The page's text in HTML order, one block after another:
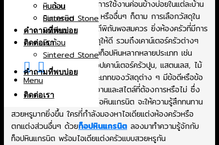
หินก้อน
Sintered Stone
คำถามที่พบบ่อย
ติดต่อเรา
Menu
หินอ่อน
หินแกรนิต
หินเทียม
หินก้อน
Sintered Stone
คำถามที่พบบ่อย
ติดต่อเรา
ห้องครัวถือเป็นห้องที่มีการใช้งานค่อนข้างบ่อยในแต่ละบ้าน
ไม่ว่าจะเป็นบ้านเดี่ยว คอนโด หรืออื่นๆ ก็ตาม การเลือกวัสดุใน
การตกแต่งเป็นเรื่องที่ต้องพิถีพิถันพอสมควร ยิ่งห้องครัวที่มีการ
ใช้งานบ่อย ยิ่งต้องเลือกวัสดุให้ดี รวมถึงเคาน์เตอร์ครัวต่างๆ
หนึ่งในวัสดุที่มักเห็นบ่อยๆ คือท็อปหินหลากหลายประเภท เช่น
ท็อปหินแกรนิต
หินอ่อน, ท็อปเคาน์เตอร์ครัวปูน, แสตนเลส, ไม้
หรือกระเบื้อง ยิ่งต้องรู้ว่าประเภทของวัสดุต่าง ๆ มีข้อดีหรือข้อ
เสียอย่างไร เหมาะกับการใช้งานและสไตล์ที่ต้องการหรือไม่ ซึ่ง
หากเป็นครัวที่ท็อปด้วยหิน หรือหินแกรนิต จะให้ความรู้สึกทนทาน
สวยหรูมากยิ่งขึ้น ใครที่กำลังมองหาไอเดียแต่งห้องครัวหรือ
ตกแต่งส่วนอื่นๆ ด้วยท็อปหินแกรนิต ลองมาทำความรู้จักกับ
ท็อปหินแกรนิต พร้อมไอเดียแต่งครัวแบบสวยหรูกัน